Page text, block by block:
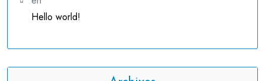
Hello world!